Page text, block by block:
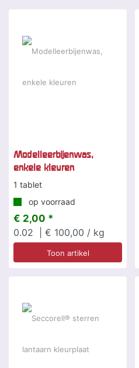
Modelleerbijenwas,
enkele kleuren
1 tablet
op voorraad
€ 2,00 *
0.02
| € 100,00 / kg
Toon artikel